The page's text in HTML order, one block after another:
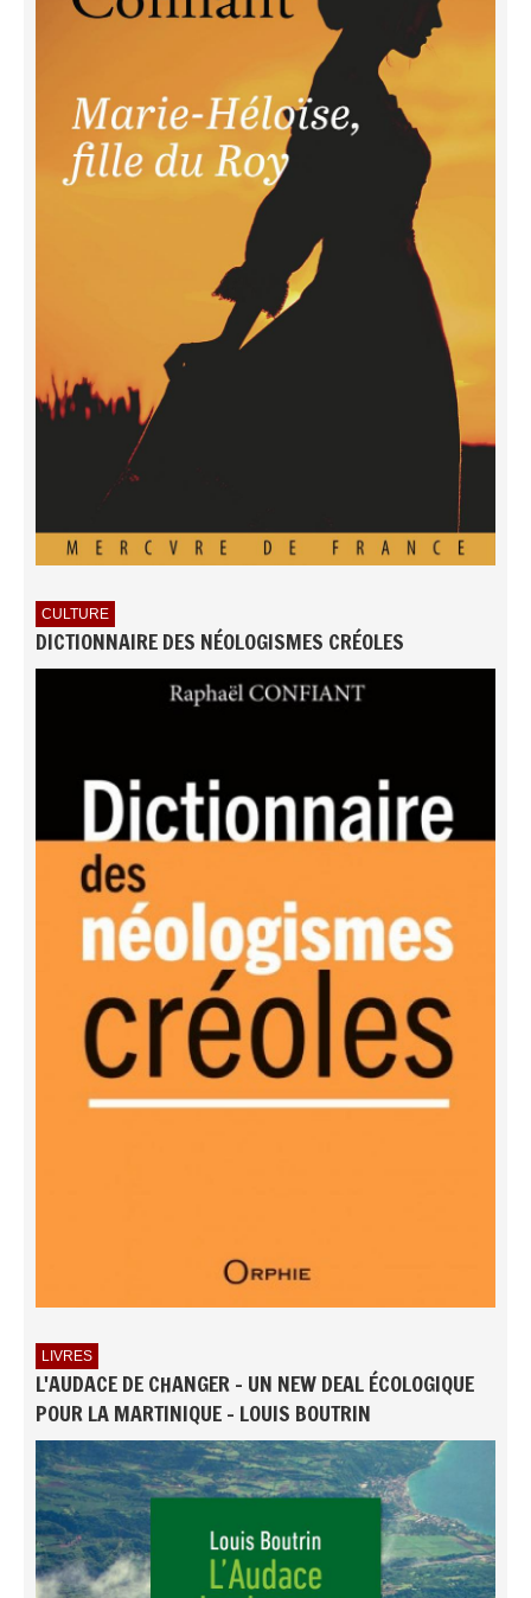
CULTURE
DICTIONNAIRE DES NÉOLOGISMES CRÉOLES
LIVRES
L'AUDACE DE CHANGER - UN NEW DEAL ÉCOLOGIQUE
POUR LA MARTINIQUE - LOUIS BOUTRIN